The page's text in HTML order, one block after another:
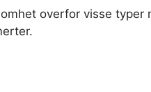
overfor visse typer